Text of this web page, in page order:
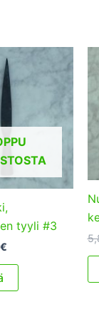
tyyli #3
€Nykyinen